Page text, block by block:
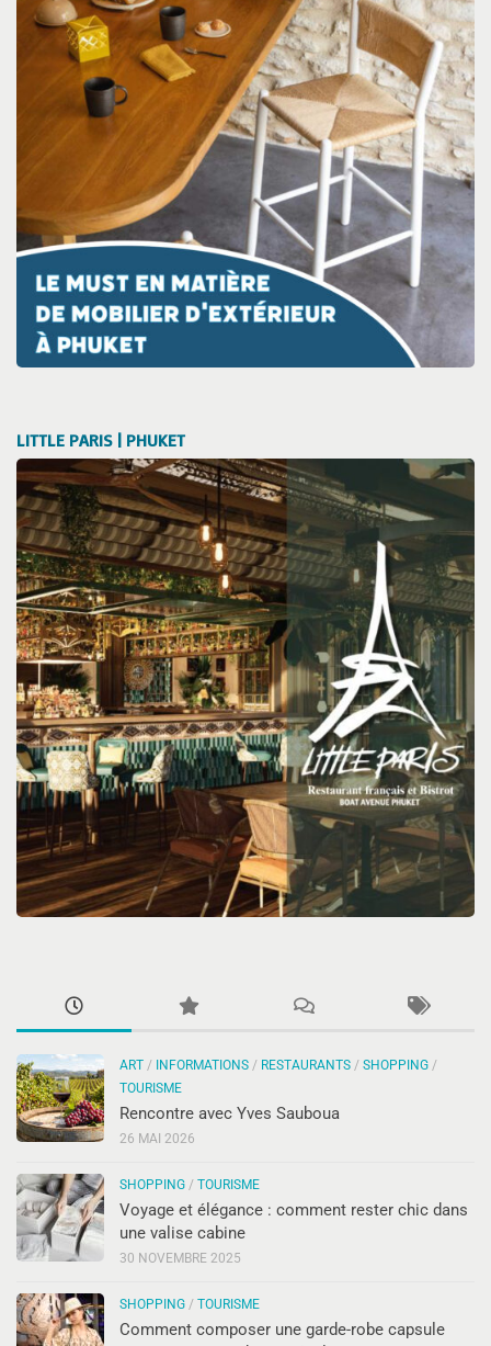
LITTLE PARIS | PHUKET
ART / INFORMATIONS / RESTAURANTS / SHOPPING /
TOURISME
Rencontre avec Yves Sauboua
26 MAI 2026
SHOPPING / TOURISME
Voyage et élégance : comment rester chic dans
une valise cabine
30 NOVEMBRE 2025
SHOPPING / TOURISME
Comment composer une garde-robe capsule